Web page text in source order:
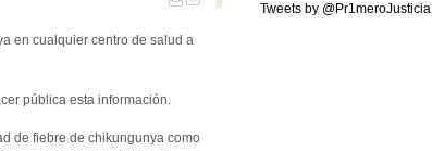
en cualquier centro de salud a
pública esta información.
de fiebre de chikungunya como
Tweets by @Pr1meroJusticia